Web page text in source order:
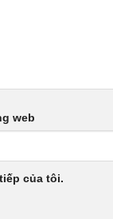
web
của tôi.